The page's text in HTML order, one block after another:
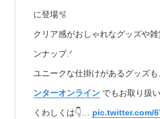
に登場🫧
クリア感がおしゃれなグッズや
ンナップ.ᐟ
ユニークな仕掛けがあるグッズ
ンターオンラインでもお取り扱
くわしくは👇… pic.twitter.com/